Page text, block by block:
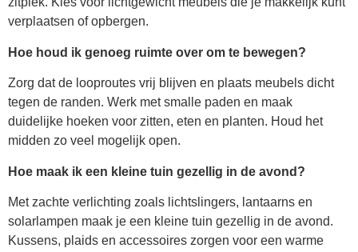
verplaatsen of opbergen.
Hoe houd ik genoeg ruimte over om te bewegen?
Zorg dat de looproutes vrij blijven en plaats meubels dicht
tegen de randen. Werk met smalle paden en maak
duidelijke hoeken voor zitten, eten en planten. Houd het
midden zo veel mogelijk open.
Hoe maak ik een kleine tuin gezellig in de avond?
Met zachte verlichting zoals lichtslingers, lantaarns en
solarlampen maak je een kleine tuin gezellig in de avond.
Kussens, plaids en accessoires zorgen voor een warme